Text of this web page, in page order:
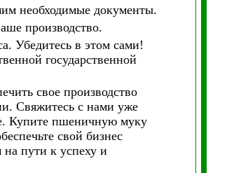
необходимые документы.
производство.
Убедитесь в этом сами!
государственной
свое производство
Свяжитесь с нами уже
Купите пшеничную муку
свой бизнес
пути к успеху и